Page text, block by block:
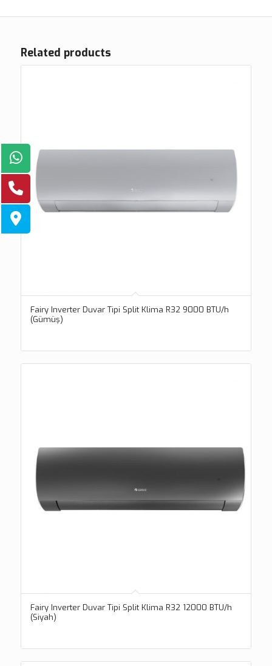
Related products
Fairy Inverter Duvar Tipi Split Klima R32 9000 BTU/h
(Gümüş)
Fairy Inverter Duvar Tipi Split Klima R32 12000 BTU/h
(Siyah)